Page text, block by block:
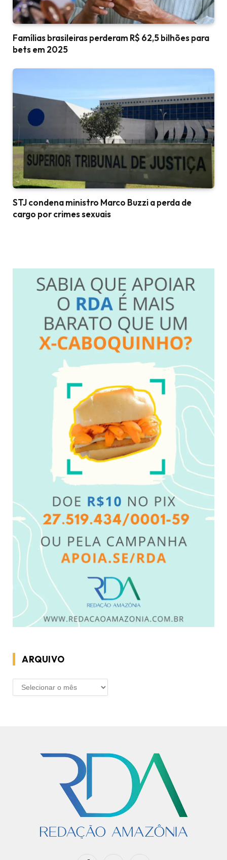
Famílias brasileiras perderam R$ 62,5 bilhões para
bets em 2025
STJ condena ministro Marco Buzzi a perda de
cargo por crimes sexuais
ARQUIVO
ARQUIVO